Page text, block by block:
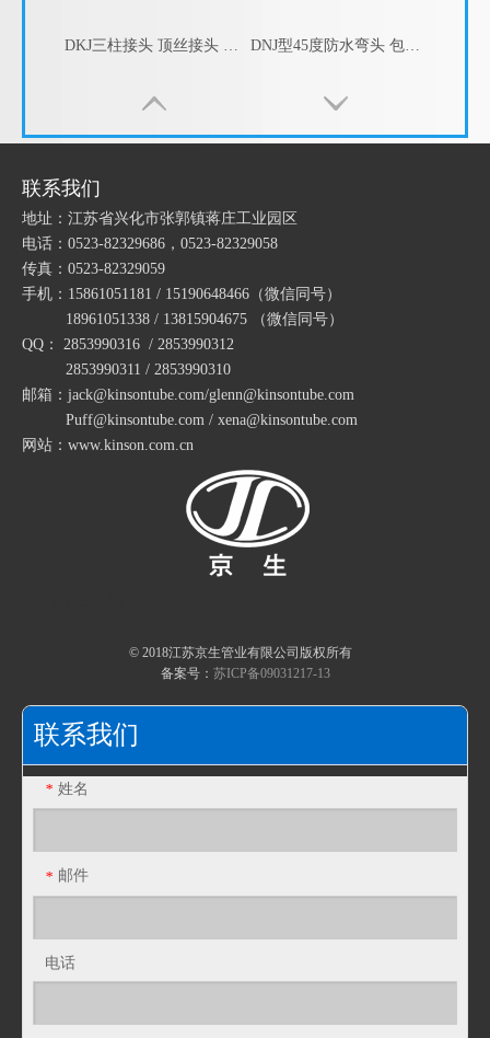
DKJ三柱接头 顶丝接头 卡套式接头 金属软管管接头 DNJ型45度防水弯头 包塑金属软管45度弯接头
DWJ型90度防水弯接头 包塑金属软管90度弯头
联系我们
地址：江苏省兴化市张郭镇蒋庄工业园区
电话：0523-82329686，0523-82329058
传真：0523-82329059
手机：15861051181 / 15190648466 （微信同号）
18961051338 / 13815904675
（微信同号）
QQ： 2853990316 / 2853990312
2853990311 / 2853990310
邮箱：jack@kinsontube.com/glenn@kinsontube.com
Puff@kinsontube.com / xena@kinsontube.com
网站：www.kinson.com.cn
© 2018江苏京生管业有限公司版权所有
备案号： 苏ICP备09031217-13
联系我们
* 姓名
* 邮件
电话